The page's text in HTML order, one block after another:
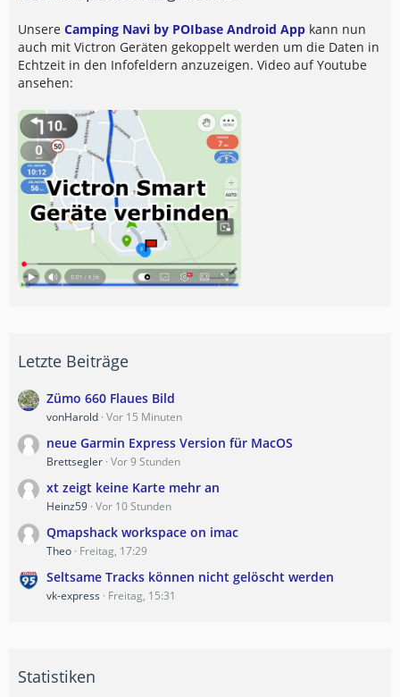
Unsere Camping Navi by POIbase Android App kann nun
auch mit Victron Geräten gekoppelt werden um die Daten in
Echtzeit in den Infofeldern anzuzeigen. Video auf Youtube
ansehen:
Letzte Beiträge
Zümo 660 Flaues Bild
vonHarold Vor 15 Minuten
neue Garmin Express Version für MacOS
Brettsegler Vor 9 Stunden
xt zeigt keine Karte mehr an
Heinz59 Vor 10 Stunden
Qmapshack workspace on imac
Theo Freitag, 17:29
Seltsame Tracks können nicht gelöscht werden
vk-express Freitag, 15:31
Statistiken